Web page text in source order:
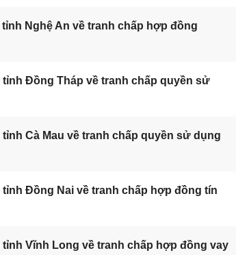
tỉnh Nghệ An về tranh chấp hợp đồng
tỉnh Đồng Tháp về tranh chấp quyền sử
tỉnh Cà Mau về tranh chấp quyền sử dụng
tỉnh Đồng Nai về tranh chấp hợp đồng tín
tỉnh Vĩnh Long về tranh chấp hợp đồng vay